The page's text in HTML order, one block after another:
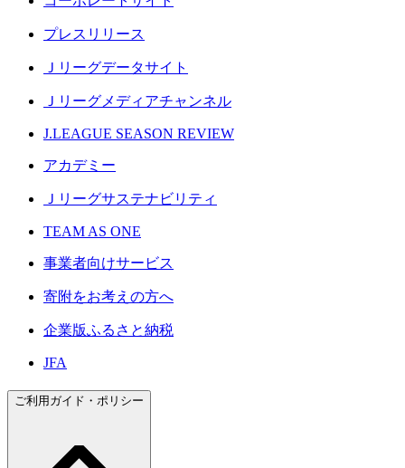
プレスリリース
Ｊリーグデータサイト
Ｊリーグメディアチャンネル
J.LEAGUE SEASON REVIEW
アカデミー
Ｊリーグサステナビリティ
TEAM AS ONE
事業者向けサービス
寄附をお考えの方へ
企業版ふるさと納税
JFA
ご利用ガイド・ポリシー